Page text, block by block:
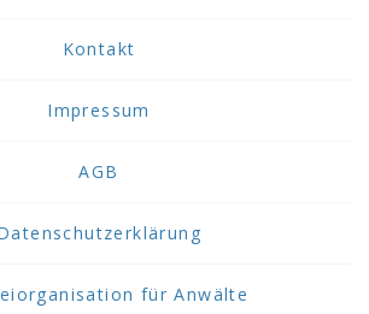
Sofern
Einigung
kommt,
darüber
Kontakt
Impressum
AGB
für Anwälte